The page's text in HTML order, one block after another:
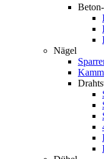
Nägel